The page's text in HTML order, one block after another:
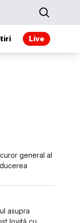
Live
general al
asupra
lovită cu